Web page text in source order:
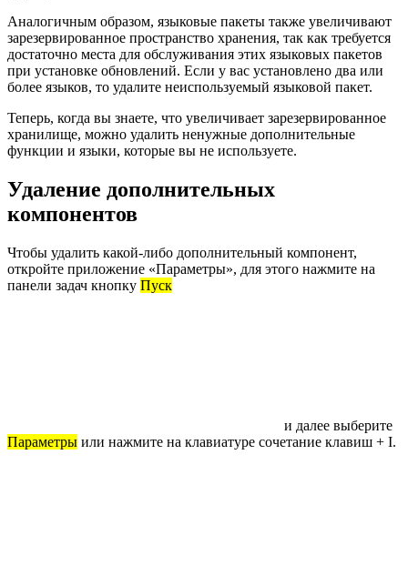
Аналогичным образом, языковые пакеты также увеличивают
зарезервированное пространство хранения, так как требуется
достаточно места для обслуживания этих языковых пакетов
при установке обновлений. Если у вас установлено два или
более языков, то удалите неиспользуемый языковой пакет.
Теперь, когда вы знаете, что увеличивает зарезервированное
хранилище, можно удалить ненужные дополнительные
функции и языки, которые вы не используете.
Удаление дополнительных
компонентов
Чтобы удалить какой-либо дополнительный компонент,
откройте приложение «Параметры», для этого нажмите на
панели задач кнопку Пуск
и далее выберите
Параметры или нажмите на клавиатуре сочетание клавиш + I.